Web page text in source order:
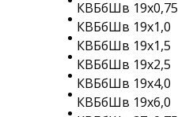
КВБбШв 19х0,75
КВБбШв 19х1,0
КВБбШв 19х1,5
КВБбШв 19х2,5
КВБбШв 19х4,0
КВБбШв 19х6,0